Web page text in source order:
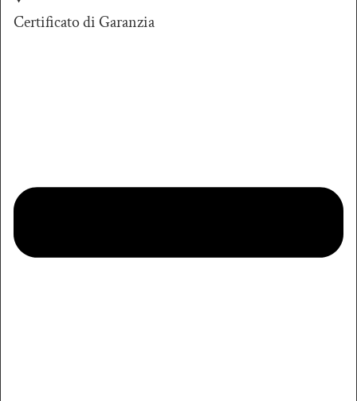
Certificato di Garanzia